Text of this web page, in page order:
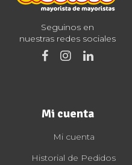
Seguinos en
nuestras redes sociales
Mi cuenta
Mi cuenta
Historial de Pedidos